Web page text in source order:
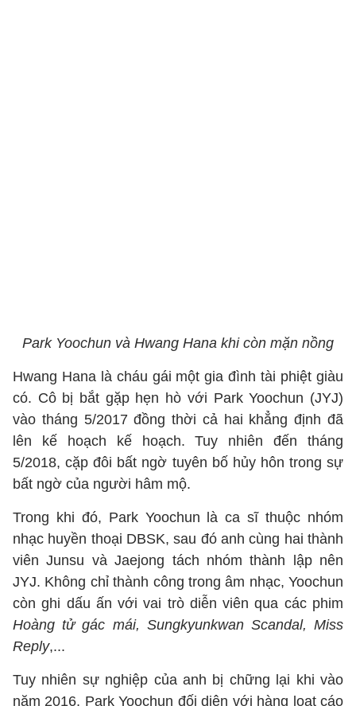
Park Yoochun và Hwang Hana khi còn mặn nồng
Hwang Hana là cháu gái một gia đình tài phiệt giàu
có. Cô bị bắt gặp hẹn hò với Park Yoochun (JYJ)
vào tháng 5/2017 đồng thời cả hai khẳng định đã
lên kế hoạch kế hoạch. Tuy nhiên đến tháng
5/2018, cặp đôi bất ngờ tuyên bố hủy hôn trong sự
bất ngờ của người hâm mộ.
Trong khi đó, Park Yoochun là ca sĩ thuộc nhóm
nhạc huyền thoại DBSK, sau đó anh cùng hai thành
viên Junsu và Jaejong tách nhóm thành lập nên
JYJ. Không chỉ thành công trong âm nhạc, Yoochun
còn ghi dấu ấn với vai trò diễn viên qua các phim
Hoàng tử gác mái, Sungkyunkwan Scandal, Miss
Reply,...
Tuy nhiên sự nghiệp của anh bị chững lại khi vào
năm 2016, Park Yoochun đối diện với hàng loạt cáo